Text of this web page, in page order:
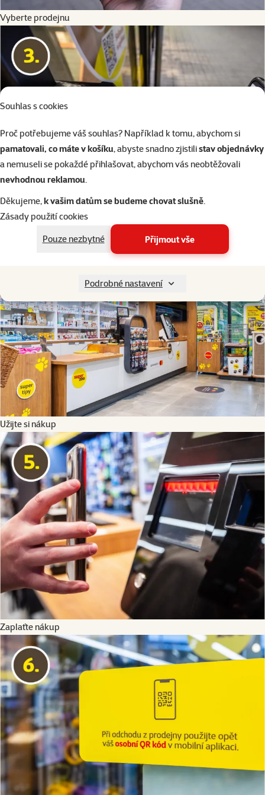
Souhlas s cookies
Proč potřebujeme váš souhlas? Například k tomu, abychom si
pamatovali, co máte v košíku, abyste snadno zjistilistav objednávky
a nemuseli se pokaždé přihlašovat, abychom vás neobtěžovali
nevhodnou reklamou.
Děkujeme,k vašim datům se budeme chovat slušně.
Zásady použití cookies
Pouze nezbytné
Přijmout vše
Podrobné nastavení
Vyberte prodejnu
Přihlaste se pomocí Bank ID
Užijte si nákup
Zaplaťte nákup